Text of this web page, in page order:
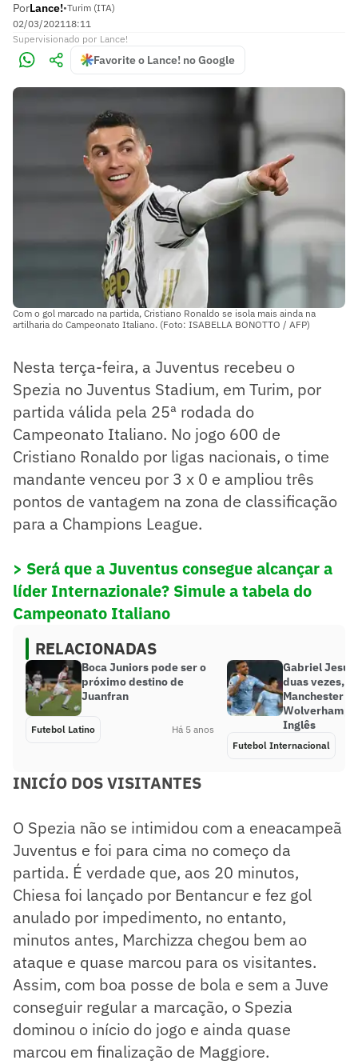
PorLance!•Turim (ITA)
02/03/202118:11
Supervisionado por Lance!
Favorite o Lance! no Google
Com o gol marcado na partida, Cristiano Ronaldo se isola mais ainda na
artilharia do Campeonato Italiano. (Foto: ISABELLA BONOTTO / AFP)
Nesta terça-feira, a Juventus recebeu o
Spezia no Juventus Stadium, em Turim, por
partida válida pela 25ª rodada do
Campeonato Italiano. No jogo 600 de
Cristiano Ronaldo por ligas nacionais, o time
mandante venceu por 3 x 0 e ampliou três
pontos de vantagem na zona de classificação
para a Champions League.
> Será que a Juventus consegue alcançar a
líder Internazionale? Simule a tabela do
Campeonato Italiano
RELACIONADAS
Boca Juniors pode ser o
próximo destino de
Juanfran
Futebol Latino Há 5 anos
Gabriel Jesus
duas vezes, e
Manchester
Inglês
Futebol Internacional
INICÍO DOS VISITANTES
O Spezia não se intimidou com a eneacampeã
Juventus e foi para cima no começo da
partida. É verdade que, aos 20 minutos,
Chiesa foi lançado por Bentancur e fez gol
anulado por impedimento, no entanto,
minutos antes, Marchizza chegou bem ao
ataque e quase marcou para os visitantes.
Assim, com boa posse de bola e sem a Juve
conseguir regular a marcação, o Spezia
dominou o início do jogo e ainda quase
marcou em finalização de Maggiore.